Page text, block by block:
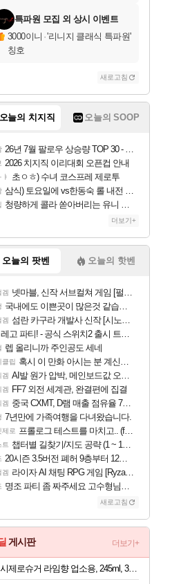
특파원 모집 외 상시 이벤트
3000이니 ·'리니지 클래식 특파원'
칭호
새로고침
오늘의 치지직 오늘의 SOOP
26년 7월 팔로우 상승량 TOP 30 - 월간 치지직
2026 치지직 이리대회 오픈컵 안내
초ㅇㅎ) 수녀 코스프레 제로투
삼식) 토요일에 vs한동숙 롤 내전 예정
청량하게 콜라 쏟아버리는 유니 ㅋㅋㅋ
더보기+
오늘의 팟벤 오늘의 핫벤
겜 넷마블, 신작 서브컬쳐 게임 [펄 인 블루] 티저 사이트 오픈
국내에도 이쁜곳이 많은것 같습니다
겜 섬란 카구라 개발사 신작 [시노비 넥서스] 연내 출시 예정
레고 파티! - 공식 스위치2 출시 트레일러
렙 올리니까 주인공도 세네
클립 혹시 이 만화 아시는 분 계신가요
겜 AI발 원가 압박, 메인보드값 오르나
겜 FF7 외전 세계관, 완결편에 집결
겜 중국 CXMT, D램 매출 점유율 7%…글로벌 4위로 부상
7년만에 가족여행을 다녀왔습니다.
제로 프롤로그 테스트를 마치고.. (feat. 리아)
트 챕터별 길찾기/지도 공략 (1 ~ 12장)
20시즌 3.5버전 폐허 9층부터 12층까지 클리어 조합 | 죽음의 노래와 바닷속 폐허 |
겜 라이자 AI 채팅 RPG 게임 [RyzaChat: AI] 공개
명조 파티 좀 짜주세요 고수형님들…
새로고침
게시판 더보기+
펩시제로슈거 라임향 업소용, 245ml, 30개